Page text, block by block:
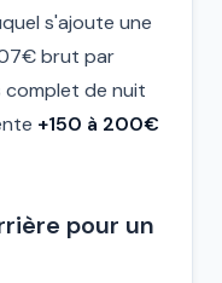
s'ajoute une
brut par
complet de nuit
+150 à 200€
pour un